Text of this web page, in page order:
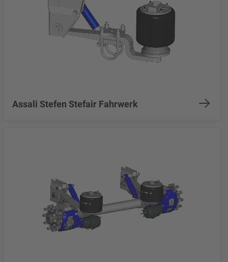
Assali Stefen Stefair Fahrwerk